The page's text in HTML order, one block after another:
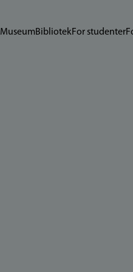
MuseumBibliotekFor studenter